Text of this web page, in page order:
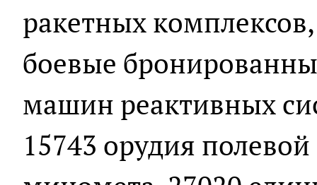
ракетных
боевые
машин реактивных
15743 орудия